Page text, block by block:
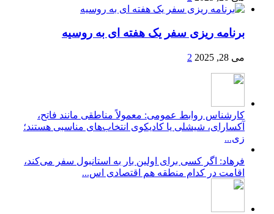
برنامه ریزی سفر یک هفته ای به روسیه
می 28, 2025 2
کارشناس روابط عمومی: معمولاً مناطقی مانند فاتح،
آکسارای، شیشلی یا کادیکوی انتخاب‌های مناسبی هستند؛
زی...
فرهاد: اگر کسی برای اولین بار به استانبول سفر می‌کند،
اقامت در کدام منطقه هم اقتصادی اس...